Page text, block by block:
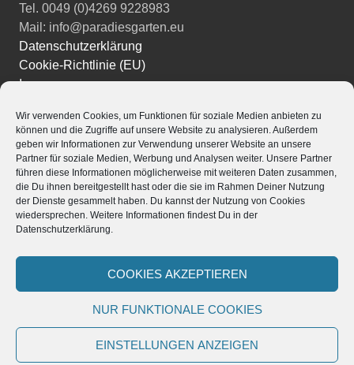
Wir verwenden Cookies, um Funktionen für soziale Medien anbieten zu
können und die Zugriffe auf unsere Website zu analysieren. Außerdem
geben wir Informationen zur Verwendung unserer Website an unsere
Partner für soziale Medien, Werbung und Analysen weiter. Unsere Partner
führen diese Informationen möglicherweise mit weiteren Daten zusammen,
die Du ihnen bereitgestellt hast oder die sie im Rahmen Deiner Nutzung
der Dienste gesammelt haben. Du kannst der Nutzung von Cookies
wiedersprechen. Weitere Informationen findest Du in der
Datenschutzerklärung.
COOKIES AKZEPTIEREN
NUR FUNKTIONALE COOKIES
EINSTELLUNGEN ANZEIGEN
Tel. 0049 (0)4269 9228983
Mail: info@paradiesgarten.eu
Datenschutzerklärung
Cookie-Richtlinie (EU)
Impressum
Instagram
Facebook
YouTube
Powered by
Stolz präsentiert von WordPress |Theme: Edin von
WordPress.com.